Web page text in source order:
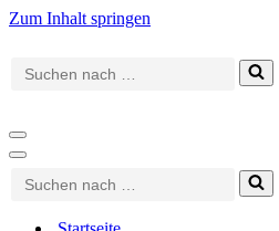
Zum Inhalt springen
Suchen
nach …
Navigationsmenü
Navigationsmenü
Suchen
nach …